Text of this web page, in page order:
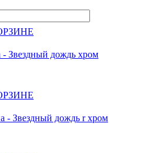
- Звездный дождь хром
- Звездный дождь r хром